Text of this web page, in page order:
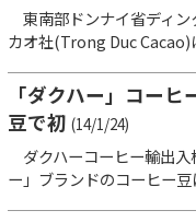
東南部ドンナイ省ディン
カオ社(Trong Duc Cacao)
「ダクハー」コー
豆で初 (14/1/24)
ダクハーコーヒー輸出
ー」ブランドのコーヒー